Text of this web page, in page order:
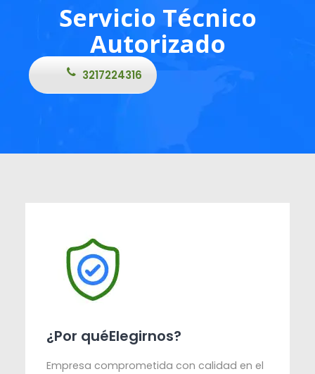
Servicio Técnico
Autorizado
3217224316
¿Por quéElegirnos?
Empresa comprometida con calidad en el